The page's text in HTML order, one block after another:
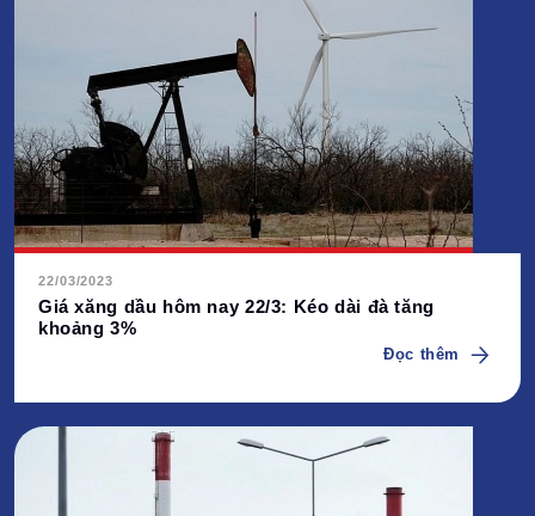
22/03/2023
Giá xăng dầu hôm nay 22/3: Kéo dài đà tăng
khoảng 3%
Đọc thêm